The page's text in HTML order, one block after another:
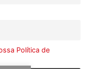
Política de